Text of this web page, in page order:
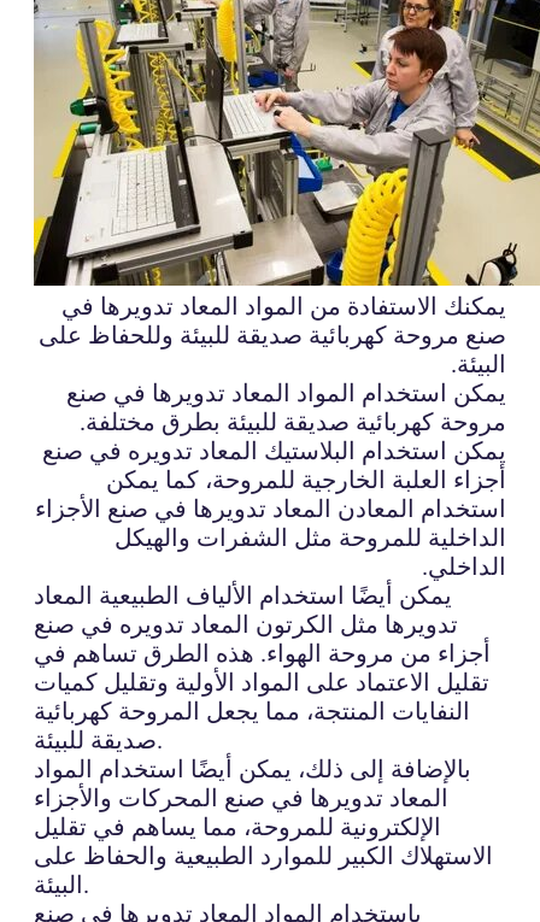
يمكنك الاستفادة من المواد المعاد تدويرها في
صنع مروحة كهربائية صديقة للبيئة وللحفاظ على
البيئة.
يمكن استخدام المواد المعاد تدويرها في صنع
مروحة كهربائية صديقة للبيئة بطرق مختلفة.
يمكن استخدام البلاستيك المعاد تدويره في صنع
أجزاء العلبة الخارجية للمروحة، كما يمكن
استخدام المعادن المعاد تدويرها في صنع الأجزاء
الداخلية للمروحة مثل الشفرات والهيكل
الداخلي.
يمكن أيضًا استخدام الألياف الطبيعية المعاد
تدويرها مثل الكرتون المعاد تدويره في صنع
أجزاء من مروحة الهواء. هذه الطرق تساهم في
تقليل الاعتماد على المواد الأولية وتقليل كميات
النفايات المنتجة، مما يجعل المروحة كهربائية
صديقة للبيئة.
بالإضافة إلى ذلك، يمكن أيضًا استخدام المواد
المعاد تدويرها في صنع المحركات والأجزاء
الإلكترونية للمروحة، مما يساهم في تقليل
الاستهلاك الكبير للموارد الطبيعية والحفاظ على
البيئة.
باستخدام المواد المعاد تدويرها في صنع